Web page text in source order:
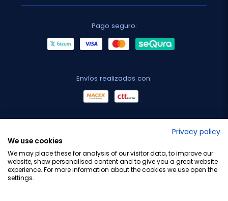
Pago seguro:
Envíos realizados con:
Privacy policy
We use cookies
We may place these for analysis of our visitor data, to improve our
website, show personalised content and to give you a great website
experience. For more information about the cookies we use open the
settings.